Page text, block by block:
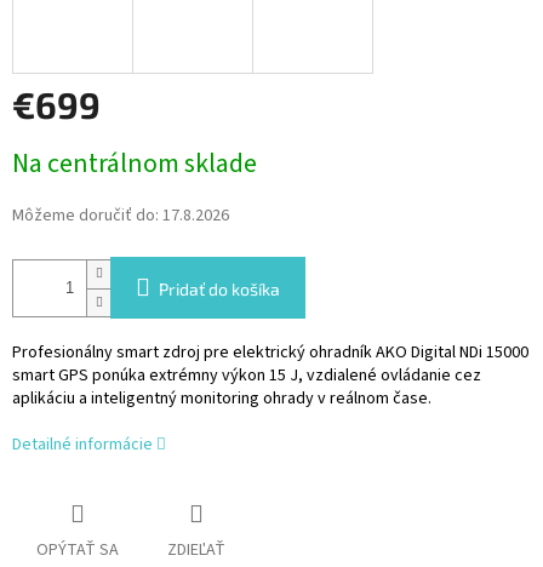
€699
cena:
Na centrálnom sklade
Môžeme doručiť do: 17.8.2026
Pridať do košíka
Profesionálny smart zdroj pre elektrický ohradník AKO Digital NDi 15000
smart GPS ponúka extrémny výkon 15 J, vzdialené ovládanie cez
aplikáciu a inteligentný monitoring ohrady v reálnom čase.
Detailné informácie
OPÝTAŤ SA ZDIEĽAŤ